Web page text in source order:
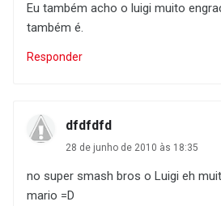
Eu também acho o luigi muito
também é.
Responder
dfdfdfd
28 de junho de 2010 às 18:35
no super smash bros o Luigi eh
mario =D